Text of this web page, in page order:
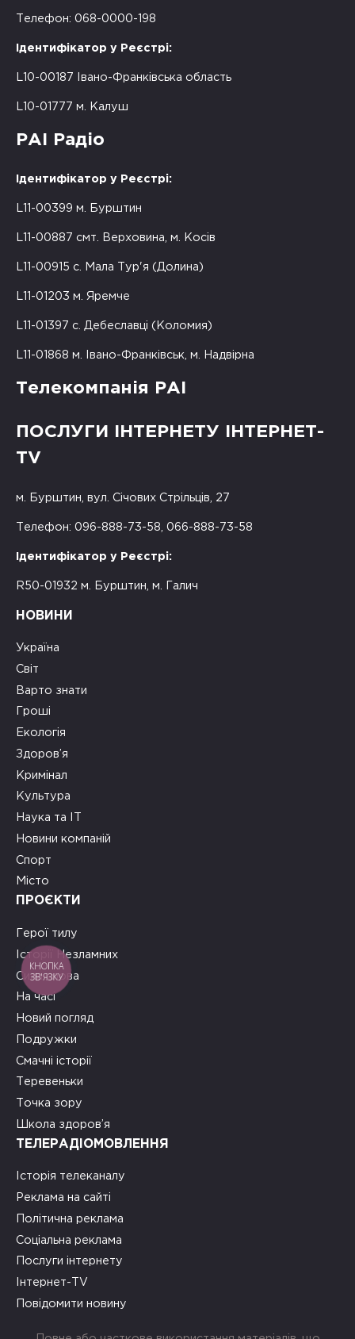
Телефон: 068-0000-198
Ідентифікатор у Реєстрі:
L10-00187 Івано-Франківська область
L10-01777 м. Калуш
РАІ Радіо
Ідентифікатор у Реєстрі:
L11-00399 м. Бурштин
L11-00887 смт. Верховина, м. Косів
L11-00915 с. Мала Тур'я (Долина)
L11-01203 м. Яремче
L11-01397 с. Дебеславці (Коломия)
L11-01868 м. Івано-Франківськ, м. Надвірна
Телекомпанія РАІ
ПОСЛУГИ ІНТЕРНЕТУ ІНТЕРНЕТ-
TV
м. Бурштин, вул. Січових Стрільців, 27
Телефон: 096-888-73-58, 066-888-73-58
Ідентифікатор у Реєстрі:
R50-01932 м. Бурштин, м. Галич
НОВИНИ
Україна
Світ
Варто знати
Гроші
Екологія
Здоров’я
Кримінал
Культура
Наука та ІТ
Новини компаній
Спорт
Місто
ПРОЄКТИ
Герої тилу
Історії Незламних
Сила слова
На часі
Новий погляд
Подружки
Смачні історії
Теревеньки
Точка зору
Школа здоров’я
ТЕЛЕРАДІОМОВЛЕННЯ
Історія телеканалу
Реклама на сайті
Політична реклама
Соціальна реклама
Послуги інтернету
Інтернет-TV
Повідомити новину
КНОПКА
ЗВ'ЯЗКУ